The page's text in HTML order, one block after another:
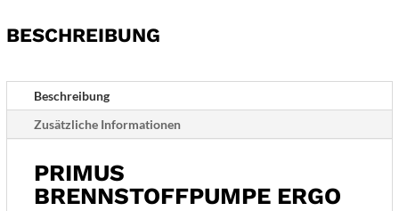
BESCHREIBUNG
Beschreibung
Zusätzliche Informationen
PRIMUS
BRENNSTOFFPUMPE ERGO